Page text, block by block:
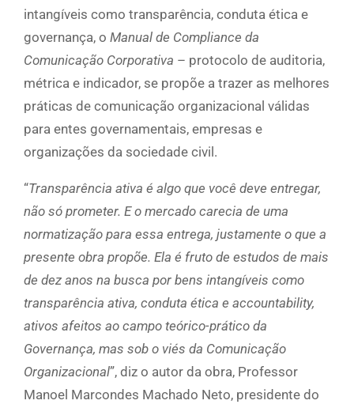
intangíveis como transparência, conduta ética e
governança, o Manual de Compliance da
Comunicação Corporativa – protocolo de auditoria,
métrica e indicador, se propõe a trazer as melhores
práticas de comunicação organizacional válidas
para entes governamentais, empresas e
organizações da sociedade civil.
“Transparência ativa é algo que você deve entregar,
não só prometer. E o mercado carecia de uma
normatização para essa entrega, justamente o que a
presente obra propõe. Ela é fruto de estudos de mais
de dez anos na busca por bens intangíveis como
transparência ativa, conduta ética e accountability,
ativos afeitos ao campo teórico-prático da
Governança, mas sob o viés da Comunicação
Organizacional”, diz o autor da obra, Professor
Manoel Marcondes Machado Neto, presidente do